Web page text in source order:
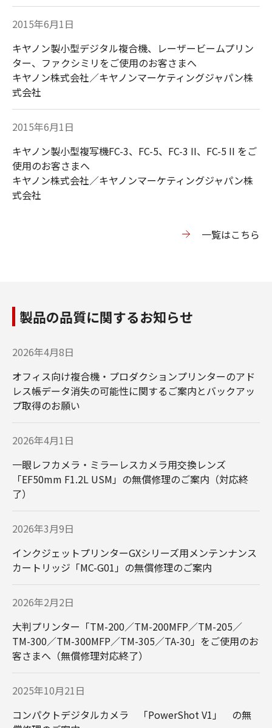
2015年6月1日
キヤノン製小型デジタル複合機、レーザービームプリン
ター、ファクシミリをご使用のお客さまへ
キヤノン株式会社／キヤノンマーケティングジャパン株
式会社
2015年6月1日
キヤノン製小型複写機FC-3、FC-5、FC-3 II、FC-5 II をご
使用のお客さまへ
キヤノン株式会社／キヤノンマーケティングジャパン株
式会社
⼀覧はこちら
製品の品質に関するお知らせ
2026年4月8日
オフィス向け複合機・プロダクションプリンターのアド
レス帳データ消失の可能性に関するご案内とバックアッ
プ取得のお願い
2026年4月1日
一眼レフカメラ・ミラーレスカメラ用交換レンズ
「EF50mm F1.2L USM」の無償修理のご案内（対応終
了）
2026年3月9日
インクジェットプリンターGXシリーズ用メンテンナンス
カートリッジ「MC-G01」の無償修理のご案内
2026年2月2日
大判プリンター「TM-200／TM-200MFP／TM-205／
TM-300／TM-300MFP／TM-305／TA-30」をご使用のお
客さまへ（無償修理対応終了）
2025年10月21日
コンパクトデジタルカメラ 「PowerShot V1」 の無